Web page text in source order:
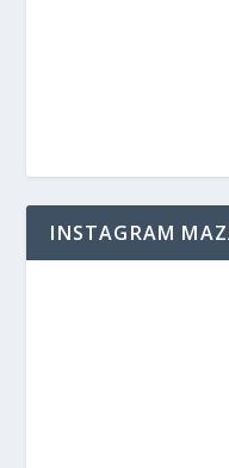
INSTAGRAM